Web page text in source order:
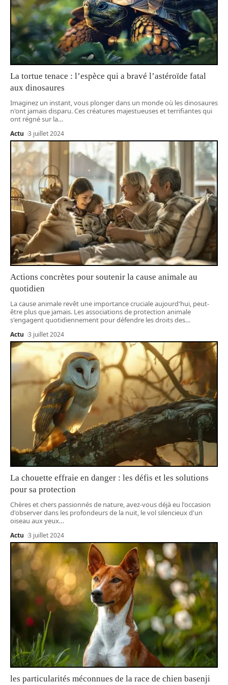
La tortue tenace : l’espèce qui a bravé l’astéroïde fatal
aux dinosaures
Imaginez un instant, vous plonger dans un monde où les dinosaures
n'ont jamais disparu. Ces créatures majestueuses et terrifiantes qui
ont régné sur la…
Actu 3 juillet 2024
Actions concrètes pour soutenir la cause animale au
quotidien
La cause animale revêt une importance cruciale aujourd'hui, peut-
être plus que jamais. Les associations de protection animale
s'engagent quotidiennement pour défendre les droits des…
Actu 3 juillet 2024
La chouette effraie en danger : les défis et les solutions
pour sa protection
Chères et chers passionnés de nature, avez-vous déjà eu l'occasion
d'observer dans les profondeurs de la nuit, le vol silencieux d'un
oiseau aux yeux…
Actu 3 juillet 2024
les particularités méconnues de la race de chien basenji